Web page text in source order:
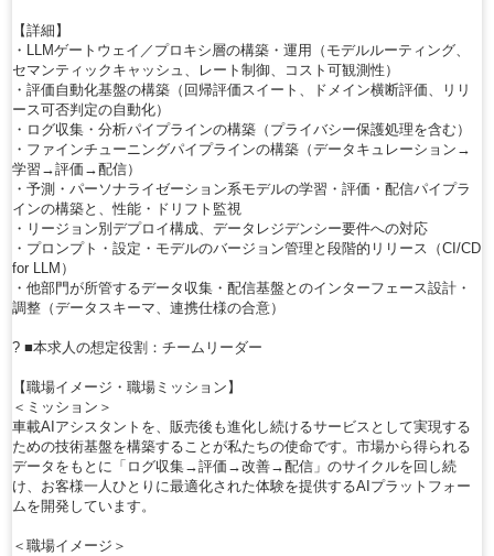
【詳細】
・LLMゲートウェイ／プロキシ層の構築・運用（モデルルーティング、
セマンティックキャッシュ、レート制御、コスト可観測性）
・評価自動化基盤の構築（回帰評価スイート、ドメイン横断評価、リリ
ース可否判定の自動化）
・ログ収集・分析パイプラインの構築（プライバシー保護処理を含む）
・ファインチューニングパイプラインの構築（データキュレーション→
学習→評価→配信）
・予測・パーソナライゼーション系モデルの学習・評価・配信パイプラ
インの構築と、性能・ドリフト監視
・リージョン別デプロイ構成、データレジデンシー要件への対応
・プロンプト・設定・モデルのバージョン管理と段階的リリース（CI/CD
for LLM）
・他部門が所管するデータ収集・配信基盤とのインターフェース設計・
調整（データスキーマ、連携仕様の合意）
? ■本求人の想定役割：チームリーダー
【職場イメージ・職場ミッション】
＜ミッション＞
車載AIアシスタントを、販売後も進化し続けるサービスとして実現する
ための技術基盤を構築することが私たちの使命です。市場から得られる
データをもとに「ログ収集→評価→改善→配信」のサイクルを回し続
け、お客様一人ひとりに最適化された体験を提供するAIプラットフォー
ムを開発しています。
＜職場イメージ＞